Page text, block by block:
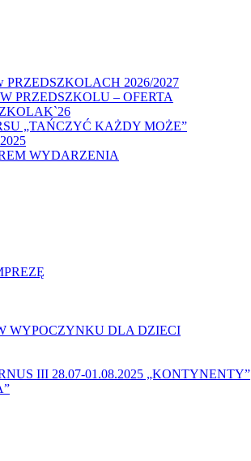
PRZEDSZKOLACH 2026/2027
PRZEDSZKOLU – OFERTA
„TAŃCZYĆ KAŻDY MOŻE”
WYDARZENIA
WYPOCZYNKU DLA DZIECI
III 28.07-01.08.2025 „KONTYNENTY”